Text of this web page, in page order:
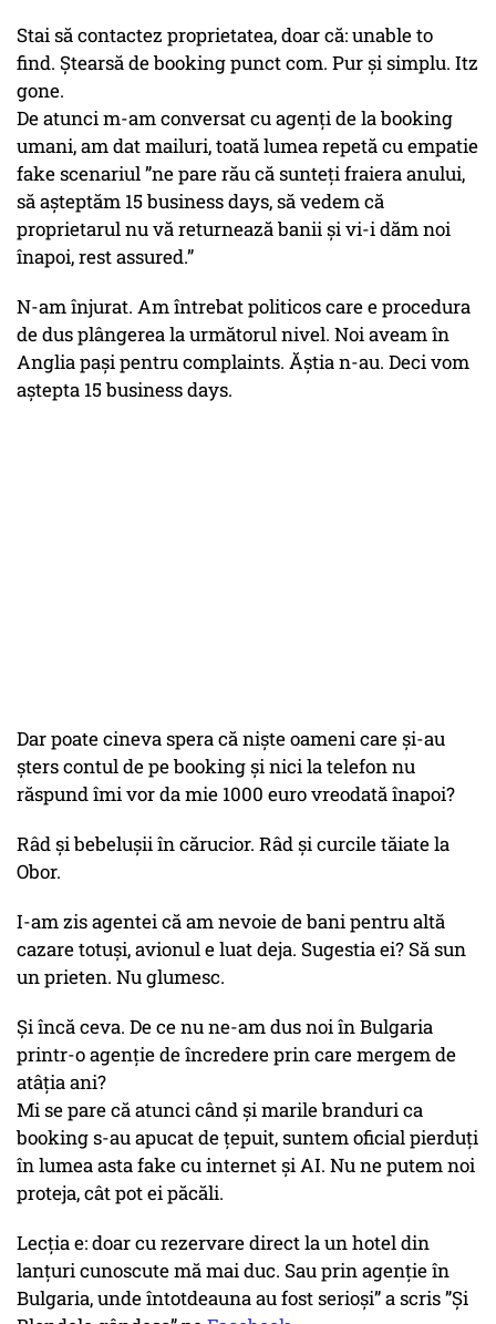
Stai să contactez proprietatea, doar că: unable to
find. Ștearsă de booking punct com. Pur și simplu. Itz
gone.
De atunci m-am conversat cu agenți de la booking
umani, am dat mailuri, toată lumea repetă cu empatie
fake scenariul ”ne pare rău că sunteți fraiera anului,
să așteptăm 15 business days, să vedem că
proprietarul nu vă returnează banii și vi-i dăm noi
înapoi, rest assured.”
N-am înjurat. Am întrebat politicos care e procedura
de dus plângerea la următorul nivel. Noi aveam în
Anglia pași pentru complaints. Ăștia n-au. Deci vom
aștepta 15 business days.
Dar poate cineva spera că niște oameni care și-au
șters contul de pe booking și nici la telefon nu
răspund îmi vor da mie 1000 euro vreodată înapoi?
Râd și bebelușii în cărucior. Râd și curcile tăiate la
Obor.
I-am zis agentei că am nevoie de bani pentru altă
cazare totuși, avionul e luat deja. Sugestia ei? Să sun
un prieten. Nu glumesc.
Și încă ceva. De ce nu ne-am dus noi în Bulgaria
printr-o agenție de încredere prin care mergem de
atâția ani?
Mi se pare că atunci când și marile branduri ca
booking s-au apucat de țepuit, suntem oficial pierduți
în lumea asta fake cu internet și AI. Nu ne putem noi
proteja, cât pot ei păcăli.
Lecția e: doar cu rezervare direct la un hotel din
lanțuri cunoscute mă mai duc. Sau prin agenție în
Bulgaria, unde întotdeauna au fost serioși” a scris ”Și